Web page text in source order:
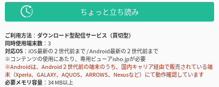
ちょっと立ち読み
ご利用方法
ダウンロード型配信サービス（買切型）
同時使用端末数
3
対応OS
iOS最新の２世代前まで / Android最新の２世代前まで
※コンテンツの使用にあたり、専用ビューアisho.jpが必要
※Androidは、Android２世代前の端末のうち、国内キャリア経由で販売されている端
末（Xperia、GALAXY、AQUOS、ARROWS、Nexusなど）にて動作確認しています
必要メモリ容量
34 MB以上